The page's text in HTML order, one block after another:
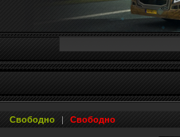
Свободно | Свободно